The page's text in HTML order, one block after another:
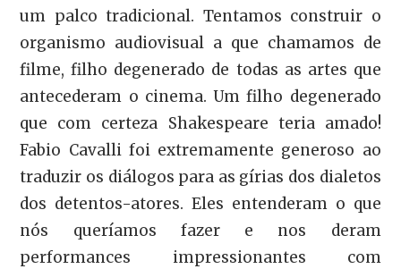
um palco tradicional. Tentamos construir o
organismo audiovisual a que chamamos de
filme, filho degenerado de todas as artes que
antecederam o cinema. Um filho degenerado
que com certeza Shakespeare teria amado!
Fabio Cavalli foi extremamente generoso ao
traduzir os diálogos para as gírias dos dialetos
dos detentos-atores. Eles entenderam o que
nós queríamos fazer e nos deram
performances impressionantes com